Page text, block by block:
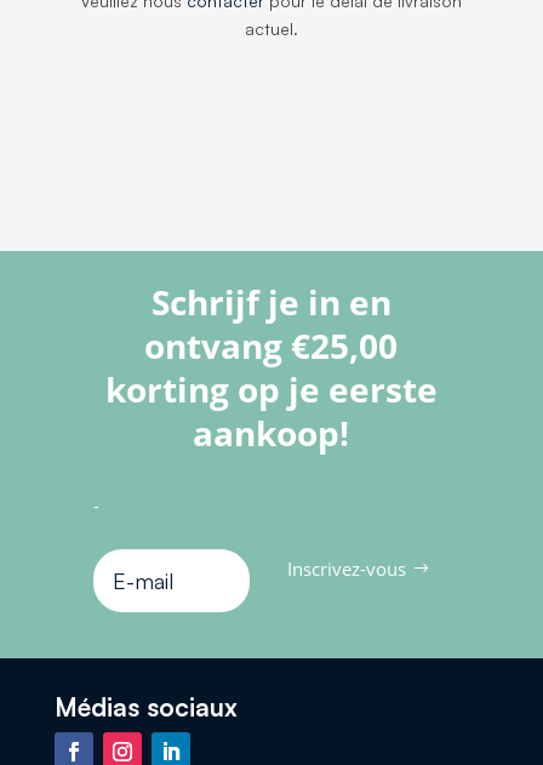
actuel.
Schrijf je in en
ontvang €25,00
korting op je eerste
aankoop!
-
Inscrivez-vous
Médias sociaux